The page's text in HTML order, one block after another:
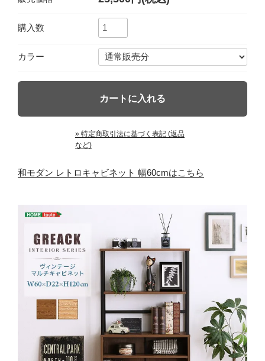
購入数
カラー
» 特定商取引法に基づく表記 (返品
など)
和モダン レトロキャビネット 幅60cmはこちら